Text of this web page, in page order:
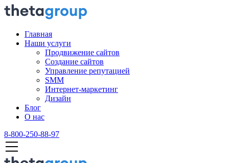
Главная
Наши услуги
Продвижение сайтов
Создание сайтов
Управление репутацией
SMM
Интернет-маркетинг
Дизайн
Блог
О нас
8-800-250-88-97